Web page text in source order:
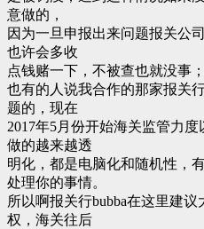
意做的，
因为一旦申报出来问题报关公
也许会多收
点钱赌一下，不被查也就没事
也有的人说我合作的那家报关
题的，现在
2017年5月份开始海关监管力
做的越来越透
明化，都是电脑化和随机性，
处理你的事情。
所以啊报关行bubba在这里建
权，海关往后